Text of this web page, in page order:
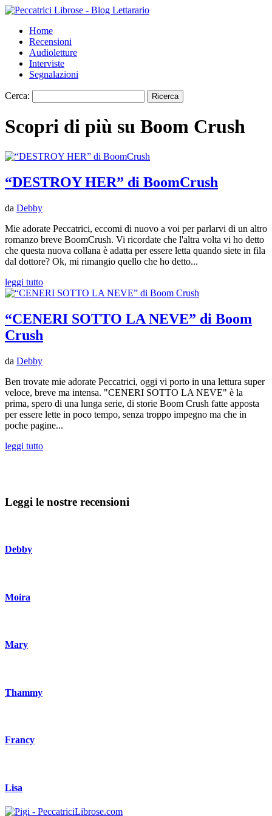
Home
Recensioni
Audioletture
Interviste
Segnalazioni
Cerca:
Scopri di più su Boom Crush
“DESTROY HER” di BoomCrush
da Debby
Mie adorate Peccatrici, eccomi di nuovo a voi per parlarvi di un altro
romanzo breve BoomCrush. Vi ricordate che l'altra volta vi ho detto
che questa nuova collana è adatta per essere letta quando siete in fila
dal dottore? Ok, mi rimangio quello che ho detto...
leggi tutto
“CENERI SOTTO LA NEVE” di Boom
Crush
da Debby
Ben trovate mie adorate Peccatrici, oggi vi porto in una lettura super
veloce, breve ma intensa. "CENERI SOTTO LA NEVE" è la
prima, spero di una lunga serie, di storie Boom Crush fatte apposta
per essere lette in poco tempo, senza troppo impegno ma che in
poche pagine...
leggi tutto
Leggi le nostre recensioni
Debby
Moira
Mary
Thammy
Francy
Lisa